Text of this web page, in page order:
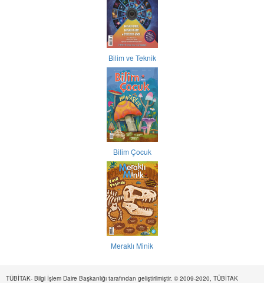
Bilim ve Teknik
Bilim Çocuk
Meraklı Minik
TÜBİTAK- Bilgi İşlem Daire Başkanlığı tarafından geliştirilmiştir. © 2009-2020, TÜBİTAK